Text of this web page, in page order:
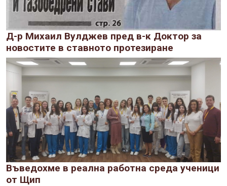
Д-р Михаил Вулджев пред в-к Доктор за
новостите в ставното протезиране
Въведохме в реална работна среда ученици
от Щип